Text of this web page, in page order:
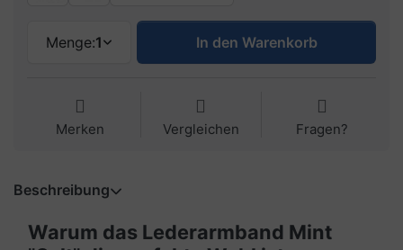
Menge:1 In den Warenkorb
Merken Vergleichen Fragen?
Beschreibung
Warum das Lederarmband Mint